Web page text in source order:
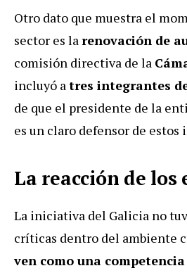
Otro dato que muestra el
sector es la renovación de
comisión directiva de la
incluyó a tres integrantes
de que el presidente de la
es un claro defensor de estos
La reacción de los
La iniciativa del Galicia no
críticas dentro del ambiente
ven como una